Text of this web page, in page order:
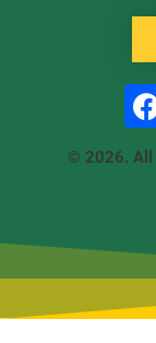
© 2026. All